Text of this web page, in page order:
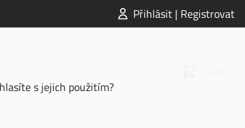
Přihlásit | Registrovat
s jejich použitím?